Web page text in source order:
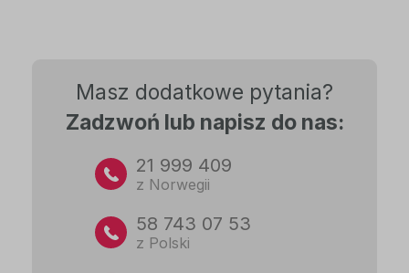
Masz dodatkowe pytania?
Zadzwoń lub napisz do nas:
21 999 409
z Norwegii
58 743 07 53
z Polski